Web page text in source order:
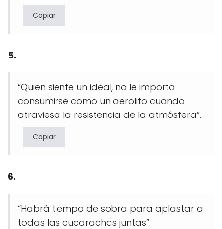
Copiar
5.
“Quien siente un ideal, no le importa
consumirse como un aerolito cuando
atraviesa la resistencia de la atmósfera”.
Copiar
6.
“Habrá tiempo de sobra para aplastar a
todas las cucarachas juntas”.